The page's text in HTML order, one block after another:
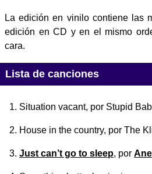
La edición en vinilo contiene las
edición en CD y en el mismo
cara.
Lista de canciones
Situation vacant, por Stupid
House in the country, por The
Just can’t go to sleep, por